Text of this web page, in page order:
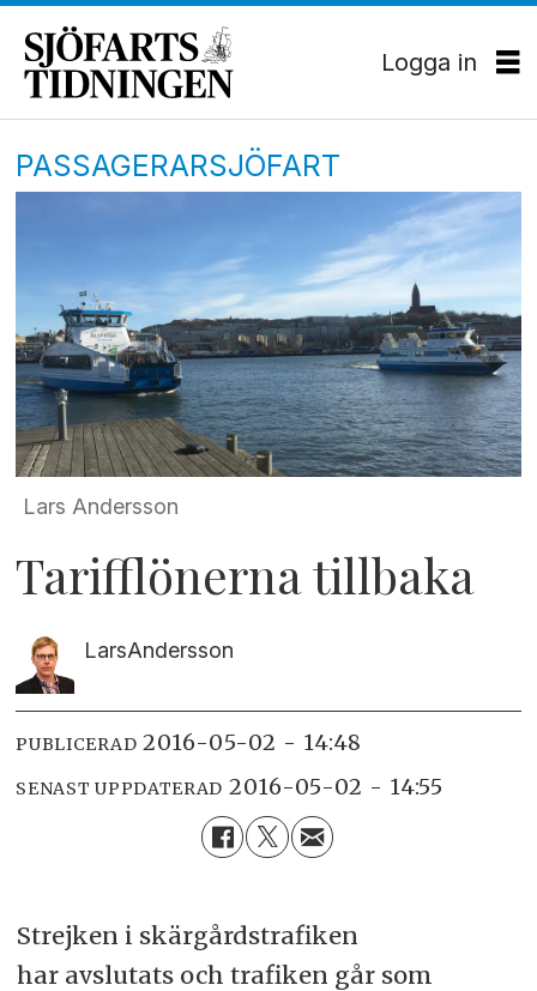
Logga in
PASSAGERARSJÖFART
Lars Andersson
Tarifflönerna tillbaka
LarsAndersson
PUBLICERAD 2016-05-02 - 14:48
SENAST UPPDATERAD 2016-05-02 - 14:55
Strejken i skärgårdstrafiken
har avslutats och trafiken går som